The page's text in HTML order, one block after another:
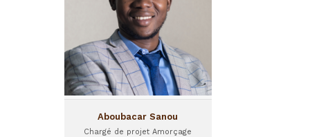
Aboubacar Sanou
Chargé de projet Amorçage
Chargé de projet Amorçage
au sein de Sinergi Burkina.